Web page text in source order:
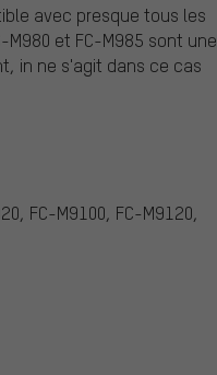
avec presque tous les
M980 et FC-M985 sont une
in ne s'agit dans ce cas
FC-M9100, FC-M9120,